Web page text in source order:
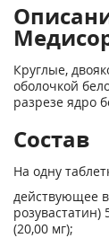
Круглые,
оболочкой
разрезе ядро
Состав
На одну
действующее
розувастатин)
(20,00 мг);